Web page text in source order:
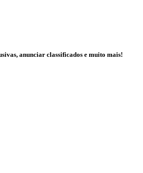
anunciar classificados e muito mais!